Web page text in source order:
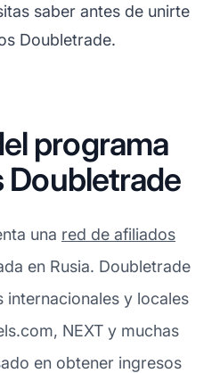
saber antes de unirte
Doubletrade.
programa
Doubletrade
una red de afiliados
en Rusia. Doubletrade
y locales
NEXT y muchas
en obtener ingresos